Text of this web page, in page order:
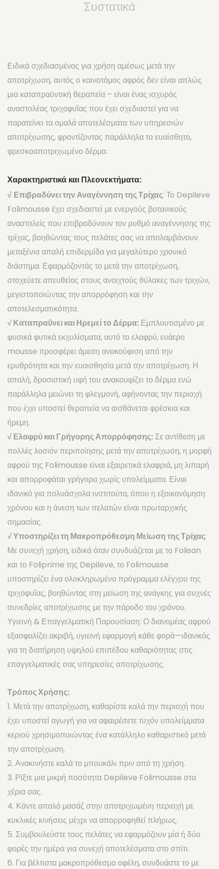
ΚΑΘΑΡΙΣΤΙΚΑ & ΠΡΟΣΤΑΤΕΥΤΙΚΑ
ΚΕΡΙ ΣΕ ΒΑΖΟ, ΑΠΟΤΡΙΧΩΣΗ ΧΩΡΙΣ ΤΑΙΝΙΑ (3G FILM)
ΠΑΡΑΔΟΣΙΑΚΗ ΑΠΟΤΡΙΧΩΣΗ (TRADITIONAL)
ΑΝΔΡΙΚΗ ΑΠΟΤΡΙΧΩΣΗ
ΣΥΣΚΕΥΕΣ
ΛΙΠΑΝΤΙΚΑ ΓΙΑ SEX
ΕΡΩΤΙΚΑ ΒΟΗΘΗΜΑΤΑ
ΕΤΑΙΡΕΙΕΣ
SKIN627-Kbeauty
MIDHA – Kbeauty
BEAUUGREEN – Kbeauty
FARMSTAY – Kbeauty
CREATION MISTS
BYROKKO Shine Brown
COCOSOLIS
DEPILEVE WAXING
BEAUTY JAR
B2B OFFERS
Συστατικά
Ειδικά σχεδιασμένος για χρήση αμέσως μετά την
αποτρίχωση, αυτός ο καινοτόμος αφρός δεν είναι απλώς
μια καταπραϋντική θεραπεία – είναι ένας ισχυρός
αναστολέας τριχοφυΐας που έχει σχεδιαστεί για να
παρατείνει τα ομαλά αποτελέσματα των υπηρεσιών
αποτρίχωσης, φροντίζοντας παράλληλα το ευαίσθητο,
φρεσκοαποτριχωμένο δέρμα.
Χαρακτηριστικά και Πλεονεκτήματα:
√ Επιβραδύνει την Αναγέννηση της Τρίχας: Το Depileve
Folimousse έχει σχεδιαστεί με ενεργούς βοτανικούς
αναστολείς που επιβραδύνουν τον ρυθμό αναγέννησης της
τρίχας, βοηθώντας τους πελάτες σας να απολαμβάνουν
μεταξένια απαλή επιδερμίδα για μεγαλύτερο χρονικό
διάστημα. Εφαρμόζοντάς το μετά την αποτρίχωση,
στοχεύετε απευθείας στους ανοιχτούς θύλακες των τριχών,
μεγιστοποιώντας την απορρόφηση και την
αποτελεσματικότητα.
√ Καταπραΰνει και Ηρεμεί το Δέρμα: Εμπλουτισμένο με
φυσικά φυτικά εκχυλίσματα, αυτό το ελαφρύ, ευάερο
mousse προσφέρει άμεση ανακούφιση από την
ερυθρότητα και την ευαισθησία μετά την αποτρίχωση. Η
απαλή, δροσιστική υφή του ανακουφίζει το δέρμα ενώ
παράλληλα μειώνει τη φλεγμονή, αφήνοντας την περιοχή
που έχει υποστεί θεραπεία να αισθάνεται φρέσκια και
ήρεμη.
√ Ελαφρύ και Γρήγορης Απορρόφησης: Σε αντίθεση με
πολλές λοσιόν περιποίησης μετά την αποτρίχωση, η μορφή
αφρού της Folimousse είναι εξαιρετικά ελαφριά, μη λιπαρή
και απορροφάται γρήγορα χωρίς υπολείμματα. Είναι
ιδανικό για πολυάσχολα ινστιτούτα, όπου η εξοικονόμηση
χρόνου και η άνεση των πελατών είναι πρωταρχικής
σημασίας.
√ Υποστηρίζει τη Μακροπρόθεσμη Μείωση της Τρίχας:
Με συνεχή χρήση, ειδικά όταν συνδυάζεται με το Folisan
και το Foliprime της Depileve, το Folimousse
υποστηρίζει ένα ολοκληρωμένο πρόγραμμα ελέγχου της
τριχοφυΐας, βοηθώντας στη μείωση της ανάγκης για συχνές
συνεδρίες αποτρίχωσης με την πάροδο του χρόνου.
Υγιεινή & Επαγγελματική Παρουσίαση: Ο διανομέας αφρού
εξασφαλίζει ακριβή, υγιεινή εφαρμογή κάθε φορά—ιδανικός
για τη διατήρηση υψηλού επιπέδου καθαριότητας στις
επαγγελματικές σας υπηρεσίες αποτρίχωσης.
Τρόπος Χρήσης:
1. Μετά την αποτρίχωση, καθαρίστε καλά την περιοχή που
έχει υποστεί αγωγή για να αφαιρέσετε τυχόν υπολείμματα
κεριού χρησιμοποιώντας ένα κατάλληλο καθαριστικό μετά
την αποτρίχωση.
2. Ανακινήστε καλά το μπουκάλι πριν από τη χρήση.
3. Ρίξτε μια μικρή ποσότητα Depileve Folimousse στα
χέρια σας.
4. Κάντε απαλό μασάζ στην αποτριχωμένη περιοχή με
κυκλικές κινήσεις μέχρι να απορροφηθεί πλήρως.
5. Συμβουλεύστε τους πελάτες να εφαρμόζουν μία ή δύο
φορές την ημέρα για συνεχή αποτελέσματα στο σπίτι.
6. Για βέλτιστα μακροπρόθεσμα οφέλη, συνδυάστε το με